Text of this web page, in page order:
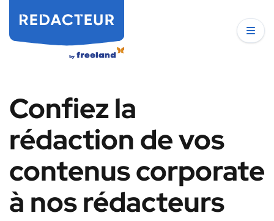
Confiez la
rédaction de vos
contenus corporate
à nos rédacteurs